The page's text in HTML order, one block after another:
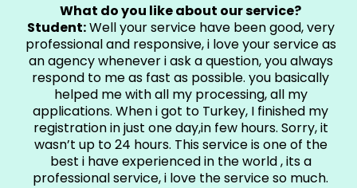
What do you like about our service?
Student:Well your service have been good, very
professional and responsive, i love your service as
an agency whenever i ask a question, you always
respond to me as fast as possible. you basically
helped me with all my processing, all my
applications. When i got to Turkey, I finished my
registration in just one day,in few hours. Sorry, it
wasn’t up to 24 hours. This service is one of the
best i have experienced in the world , its a
professional service, i love the service so much.